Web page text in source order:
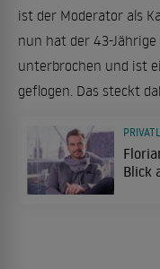
ist der Moderator als
nun hat der 43-
unterbrochen und ist
geflogen. Das steckt
Blick